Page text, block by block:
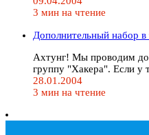
3 мин на чтение
Дополнительный набор
Ахтунг! Мы проводим
группу "Хакера". Если у
28.01.2004
3 мин на чтение